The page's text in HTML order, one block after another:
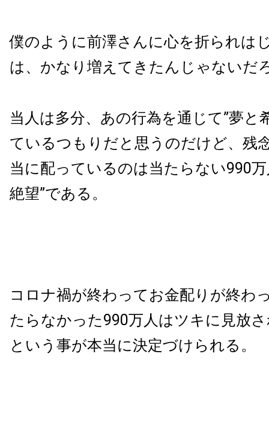
僕のように前澤さんに心を折られは
は、かなり増えてきたんじゃないだ
当人は多分、あの行為を通じて”夢と
ているつもりだと思うのだけど、残
当に配っているのは当たらない990
絶望”である。
コロナ禍が終わってお金配りが終わ
たらなかった990万人はツキに見放
という事が本当に決定づけられる。